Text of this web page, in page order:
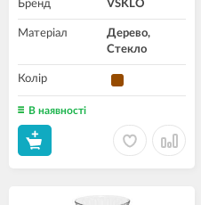
Бренд VSKLO
Матеріал
Дерево,
Стекло
Колір
В наявності